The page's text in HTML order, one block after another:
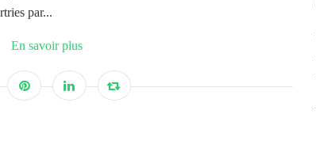
par...
En savoir plus